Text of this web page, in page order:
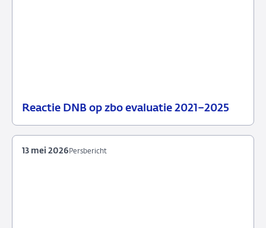
Reactie DNB op zbo evaluatie 2021–2025
2026
Persbericht
13 mei 2026